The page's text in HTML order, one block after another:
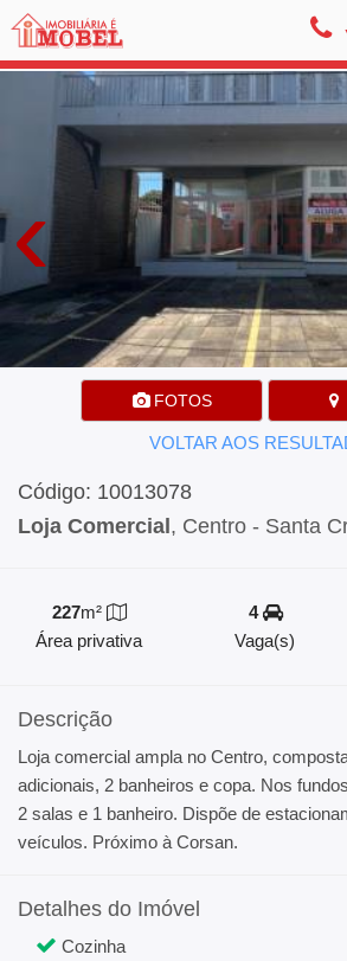
‹
FOTOS
VOLTAR AOS
Código: 10013078
Loja Comercial , Centro - Santa
227m²
Área privativa
4
Vaga(s)
Descrição
Loja comercial ampla no Centro,
adicionais, 2 banheiros e copa. Nos
2 salas e 1 banheiro. Dispõe de
veículos. Próximo à Corsan.
Detalhes do Imóvel
Cozinha